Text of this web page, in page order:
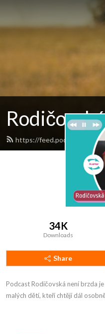
https://feed.podbean.com/
34K
Downloads
Share
Podcast Rodičovská není brzda
malých dětí, kteří chtějí dál